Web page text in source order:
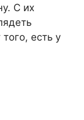
С их
есть у